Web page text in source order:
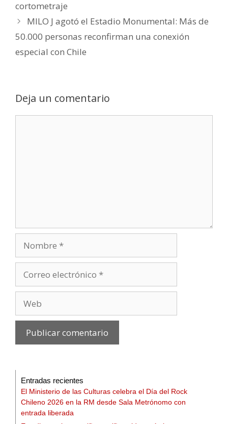
cortometraje
MILO J agotó el Estadio Monumental: Más de
50.000 personas reconfirman una conexión
especial con Chile
Deja un comentario
Entradas recientes
El Ministerio de las Culturas celebra el Día del Rock
Chileno 2026 en la RM desde Sala Metrónomo con
entrada liberada